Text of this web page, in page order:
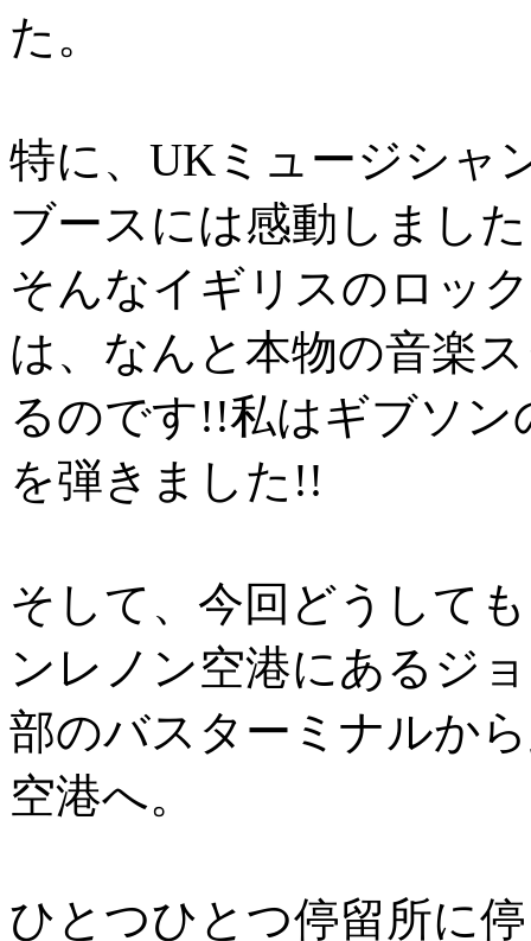
た。
特に、UKミュージシャ
ブースには感動しまし
そんなイギリスのロッ
は、なんと本物の音楽
るのです!!私はギブソ
を弾きました!!
そして、今回どうして
ンレノン空港にあるジ
部のバスターミナルか
空港へ。
ひとつひとつ停留所に